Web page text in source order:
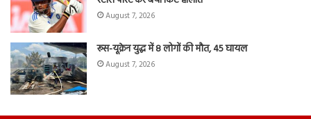
August 7, 2026
रूस-यूक्रेन युद्ध में 8 लोगों की मौत, 45 घायल
August 7, 2026